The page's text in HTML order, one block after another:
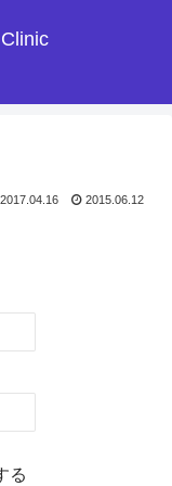
2017.04.16 2015.06.12
る